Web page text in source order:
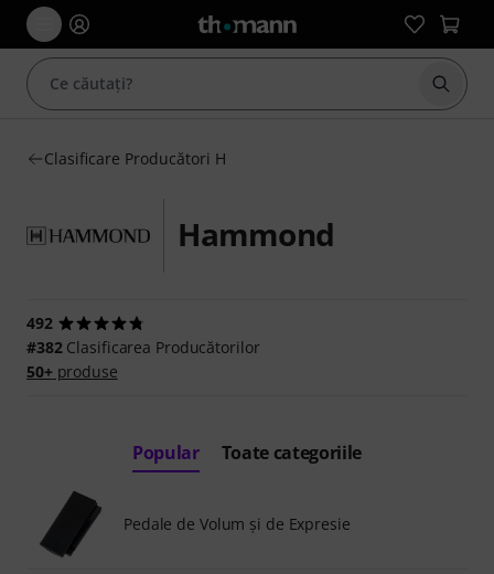
Clasificare Producători H
Hammond
492
#382Clasificarea Producătorilor
50+produse
Popular Toate categoriile
Pedale de Volum şi de Expresie